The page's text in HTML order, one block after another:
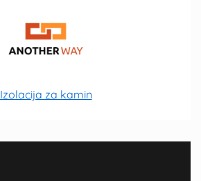
Izolacija za kamin